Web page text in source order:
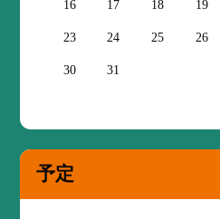
16 17 18 19
23 24 25 26
30 31
予定